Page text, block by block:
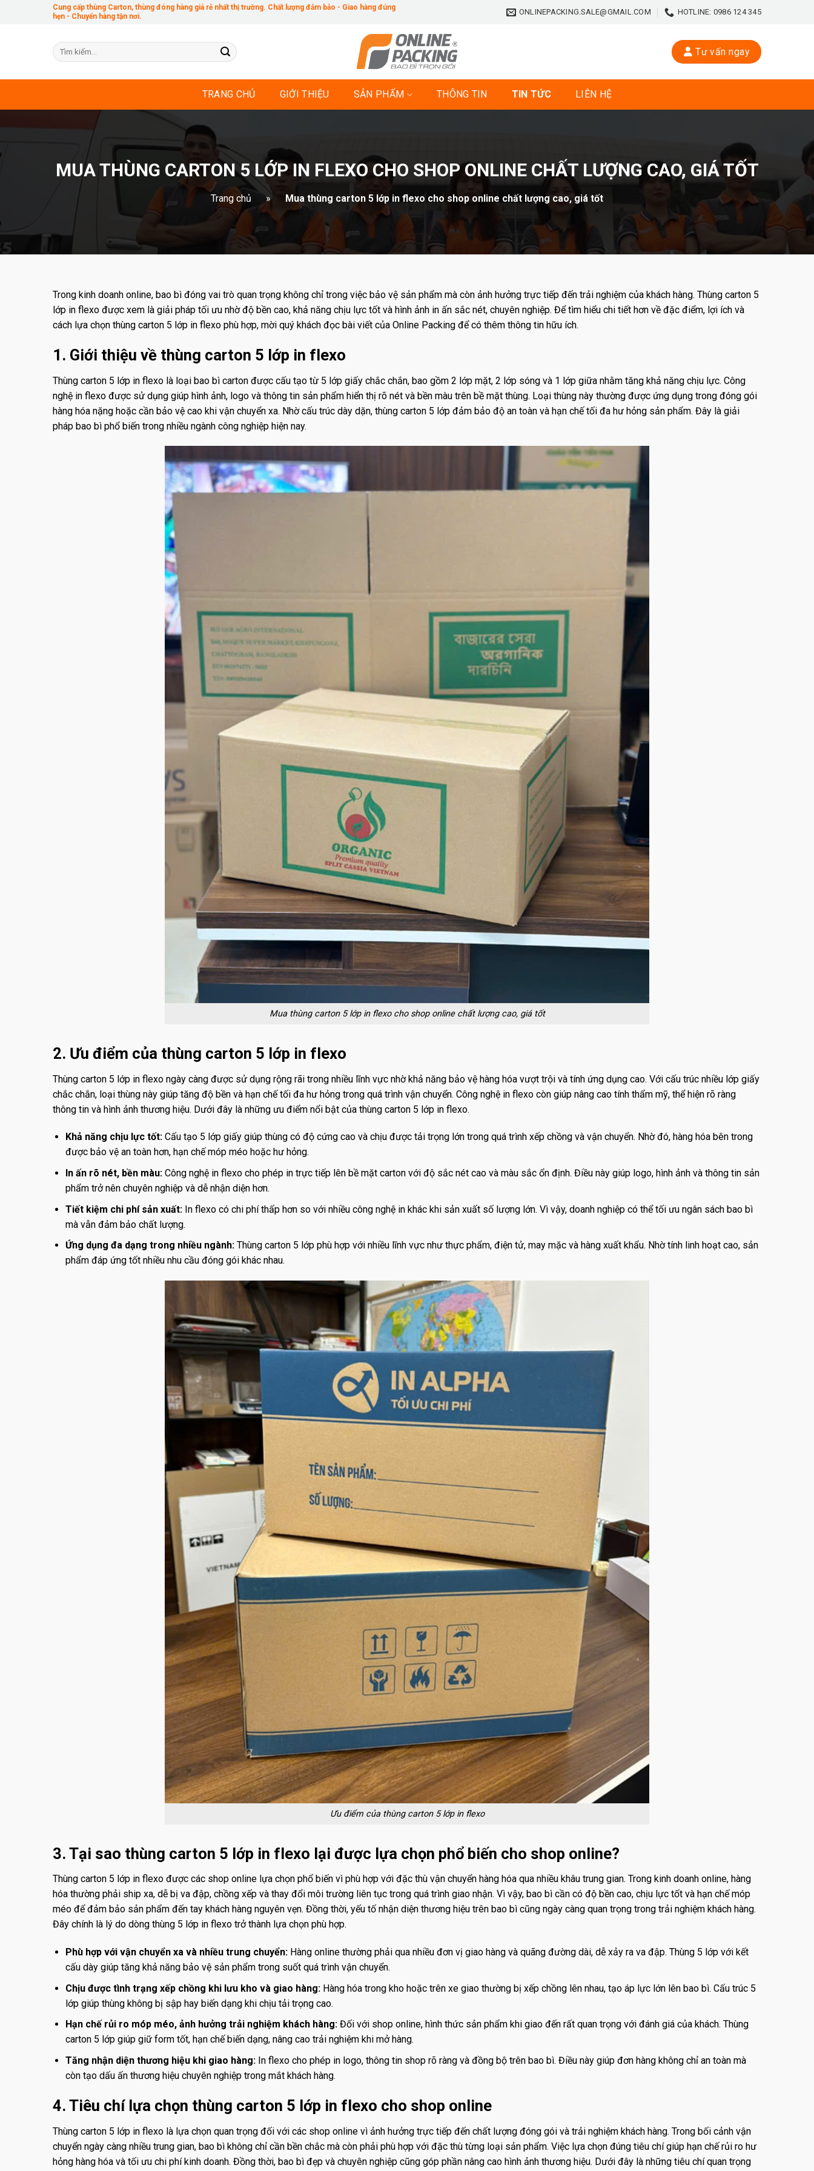
Cung cấp thùng Carton, thùng đóng hàng giá rẻ nhất thị trường. Chất lượng đảm bảo - Giao hàng đúng
hẹn - Chuyển hàng tận nơi.
ONLINEPACKING.SALE@GMAIL.COM HOTLINE: 0986 124 345
Tìm
kiếm:
Tư vấn ngay
TRANG CHỦ GIỚI THIỆU SẢN PHẨM THÔNG TIN TIN TỨC LIÊN HỆ
MUA THÙNG CARTON 5 LỚP IN FLEXO CHO SHOP ONLINE CHẤT LƯỢNG CAO, GIÁ TỐT
Trang chủ » Mua thùng carton 5 lớp in flexo cho shop online chất lượng cao, giá tốt
Trong kinh doanh online, bao bì đóng vai trò quan trọng không chỉ trong việc bảo vệ sản phẩm mà còn ảnh hưởng trực tiếp đến trải nghiệm của khách hàng. Thùng carton 5
lớp in flexo được xem là giải pháp tối ưu nhờ độ bền cao, khả năng chịu lực tốt và hình ảnh in ấn sắc nét, chuyên nghiệp. Để tìm hiểu chi tiết hơn về đặc điểm, lợi ích và
cách lựa chọn thùng carton 5 lớp in flexo phù hợp, mời quý khách đọc bài viết của Online Packing để có thêm thông tin hữu ích.
1. Giới thiệu về thùng carton 5 lớp in flexo
Thùng carton 5 lớp in flexo là loại bao bì carton được cấu tạo từ 5 lớp giấy chắc chắn, bao gồm 2 lớp mặt, 2 lớp sóng và 1 lớp giữa nhằm tăng khả năng chịu lực. Công
nghệ in flexo được sử dụng giúp hình ảnh, logo và thông tin sản phẩm hiển thị rõ nét và bền màu trên bề mặt thùng. Loại thùng này thường được ứng dụng trong đóng gói
hàng hóa nặng hoặc cần bảo vệ cao khi vận chuyển xa. Nhờ cấu trúc dày dặn, thùng carton 5 lớp đảm bảo độ an toàn và hạn chế tối đa hư hỏng sản phẩm. Đây là giải
pháp bao bì phổ biến trong nhiều ngành công nghiệp hiện nay.
Mua thùng carton 5 lớp in flexo cho shop online chất lượng cao, giá tốt
2. Ưu điểm của thùng carton 5 lớp in flexo
Thùng carton 5 lớp in flexo ngày càng được sử dụng rộng rãi trong nhiều lĩnh vực nhờ khả năng bảo vệ hàng hóa vượt trội và tính ứng dụng cao. Với cấu trúc nhiều lớp giấy
chắc chắn, loại thùng này giúp tăng độ bền và hạn chế tối đa hư hỏng trong quá trình vận chuyển. Công nghệ in flexo còn giúp nâng cao tính thẩm mỹ, thể hiện rõ ràng
thông tin và hình ảnh thương hiệu. Dưới đây là những ưu điểm nổi bật của thùng carton 5 lớp in flexo.
Khả năng chịu lực tốt:Cấu tạo 5 lớp giấy giúp thùng có độ cứng cao và chịu được tải trọng lớn trong quá trình xếp chồng và vận chuyển. Nhờ đó, hàng hóa bên trong
được bảo vệ an toàn hơn, hạn chế móp méo hoặc hư hỏng.
In ấn rõ nét, bền màu:Công nghệ in flexo cho phép in trực tiếp lên bề mặt carton với độ sắc nét cao và màu sắc ổn định. Điều này giúp logo, hình ảnh và thông tin sản
phẩm trở nên chuyên nghiệp và dễ nhận diện hơn.
Tiết kiệm chi phí sản xuất:In flexo có chi phí thấp hơn so với nhiều công nghệ in khác khi sản xuất số lượng lớn. Vì vậy, doanh nghiệp có thể tối ưu ngân sách bao bì
mà vẫn đảm bảo chất lượng.
Ứng dụng đa dạng trong nhiều ngành:Thùng carton 5 lớp phù hợp với nhiều lĩnh vực như thực phẩm, điện tử, may mặc và hàng xuất khẩu. Nhờ tính linh hoạt cao, sản
phẩm đáp ứng tốt nhiều nhu cầu đóng gói khác nhau.
Ưu điểm của thùng carton 5 lớp in flexo
3. Tại sao thùng carton 5 lớp in flexo lại được lựa chọn phổ biến cho shop online?
Thùng carton 5 lớp in flexo được các shop online lựa chọn phổ biến vì phù hợp với đặc thù vận chuyển hàng hóa qua nhiều khâu trung gian. Trong kinh doanh online, hàng
hóa thường phải ship xa, dễ bị va đập, chồng xếp và thay đổi môi trường liên tục trong quá trình giao nhận. Vì vậy, bao bì cần có độ bền cao, chịu lực tốt và hạn chế móp
méo để đảm bảo sản phẩm đến tay khách hàng nguyên vẹn. Đồng thời, yếu tố nhận diện thương hiệu trên bao bì cũng ngày càng quan trọng trong trải nghiệm khách hàng.
Đây chính là lý do dòng thùng 5 lớp in flexo trở thành lựa chọn phù hợp.
Phù hợp với vận chuyển xa và nhiều trung chuyển:Hàng online thường phải qua nhiều đơn vị giao hàng và quãng đường dài, dễ xảy ra va đập. Thùng 5 lớp với kết
cấu dày giúp tăng khả năng bảo vệ sản phẩm trong suốt quá trình vận chuyển.
Chịu được tình trạng xếp chồng khi lưu kho và giao hàng:Hàng hóa trong kho hoặc trên xe giao thường bị xếp chồng lên nhau, tạo áp lực lớn lên bao bì. Cấu trúc 5
lớp giúp thùng không bị sập hay biến dạng khi chịu tải trọng cao.
Hạn chế rủi ro móp méo, ảnh hưởng trải nghiệm khách hàng:Đối với shop online, hình thức sản phẩm khi giao đến rất quan trọng với đánh giá của khách. Thùng
carton 5 lớp giúp giữ form tốt, hạn chế biến dạng, nâng cao trải nghiệm khi mở hàng.
Tăng nhận diện thương hiệu khi giao hàng:In flexo cho phép in logo, thông tin shop rõ ràng và đồng bộ trên bao bì. Điều này giúp đơn hàng không chỉ an toàn mà
còn tạo dấu ấn thương hiệu chuyên nghiệp trong mắt khách hàng.
4. Tiêu chí lựa chọn thùng carton 5 lớp in flexo cho shop online
Thùng carton 5 lớp in flexo là lựa chọn quan trọng đối với các shop online vì ảnh hưởng trực tiếp đến chất lượng đóng gói và trải nghiệm khách hàng. Trong bối cảnh vận
chuyển ngày càng nhiều trung gian, bao bì không chỉ cần bền chắc mà còn phải phù hợp với đặc thù từng loại sản phẩm. Việc lựa chọn đúng tiêu chí giúp hạn chế rủi ro hư
hỏng hàng hóa và tối ưu chi phí kinh doanh. Đồng thời, bao bì đẹp và chuyên nghiệp cũng góp phần nâng cao hình ảnh thương hiệu. Dưới đây là những tiêu chí quan trọng